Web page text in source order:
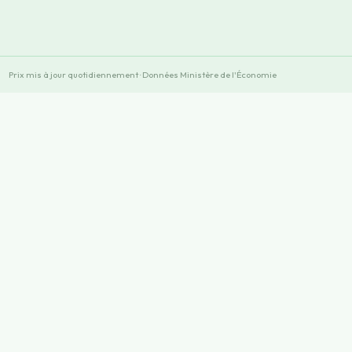
Prix mis à jour quotidiennement · Données Ministère de l'Économie